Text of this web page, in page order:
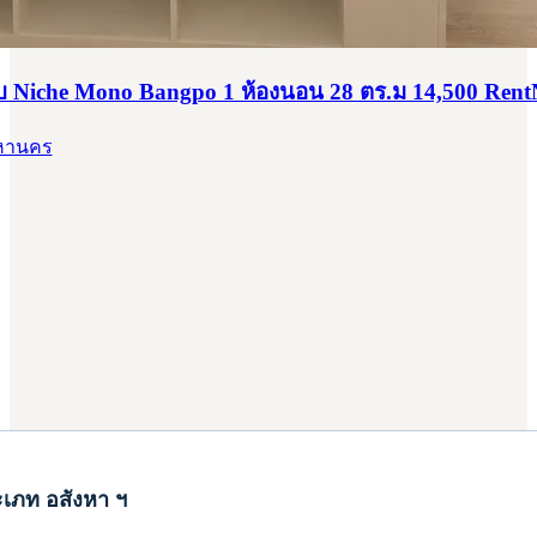
Mono Bangpo 1 ห้องนอน 28 ตร.ม 14,500
านคร
ภท อสังหา ฯ